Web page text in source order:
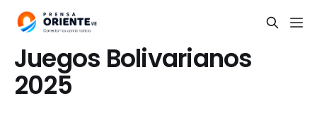
Juegos Bolivarianos
2025